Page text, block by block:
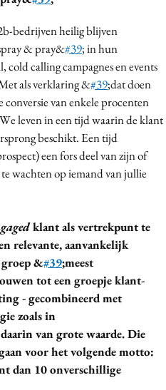
bedrijven heilig blijven
& pray&#39; in hun
calling campagnes en events
als verklaring &#39;dat doen
conversie van enkele procenten
leven in een tijd waarin de klant
beschikt. Een tijd
een fors deel van zijn of
wachten op iemand van jullie
klant als vertrekpunt te
relevante, aanvankelijk
&#39;meest
tot een groepje klant-
- gecombineerd met
zoals in
van grote waarde. Die
voor het volgende motto:
dan 10 onverschillige